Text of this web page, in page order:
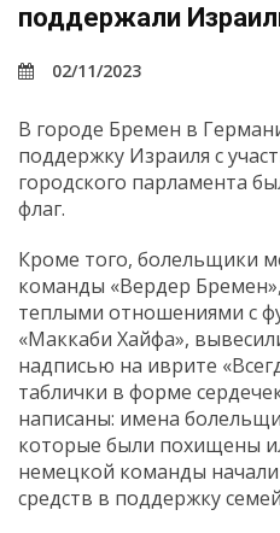
поддержали
02/11/2023
В городе Бремен в
поддержку Израиля с
городского парламента
флаг.
Кроме того, болельщики
команды «Вердер
теплыми отношениями с
«Маккаби Хайфа»,
надписью на иврите
таблички в форме
написаны: имена
которые были похищены
немецкой команды
средств в поддержку